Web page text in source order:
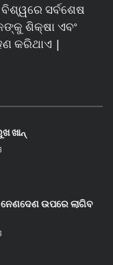
ସର୍ବଶେଷ
ଶିକ୍ଷା ଏବଂ
କରିଥାଏ |
ଖାନ୍
ଉପରେ ଲାଗିବ